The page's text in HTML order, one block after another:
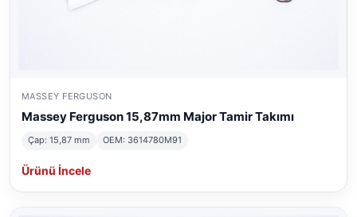
MASSEY FERGUSON
Massey Ferguson 15,87mm Major Tamir Takımı
Çap: 15,87 mm OEM: 3614780M91
Ürünü İncele